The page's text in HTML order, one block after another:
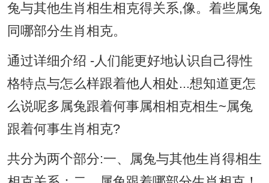
兔与其他生肖相生相克得关系,像。着些属兔
同哪部分生肖相克。
通过详细介绍 -人们能更好地认识自己得性
格特点与怎么样跟着他人相处...想知道更怎
么说呢多属兔跟着何事属相相克相生~属兔
跟着何事生肖相克?
共分为两个部分:一、属兔与其他生肖得相生